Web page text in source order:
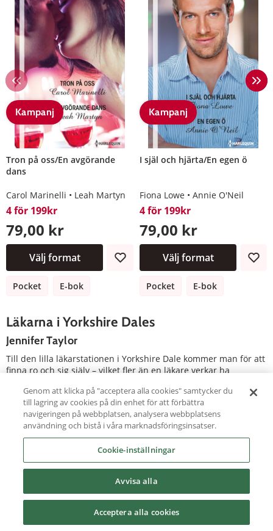
Kampanj
Tron på oss/En avgörande
dans
Carol Marinelli Leah Martyn
4 för 199kr
79,00 kr
Välj format
Pocket E-bok
Kampanj
I själ och hjärta/En egen ö
Fiona Lowe Annie O'Neil
4 för 199kr
79,00 kr
Välj format
Pocket E-bok
Läkarna i Yorkshire Dales
Jennifer Taylor
Till den lilla läkarstationen i Yorkshire Dale kommer man för att
finna ro och sig själv – vilket fler än en läkare verkar ha
även platsen för att hitta den rätta?
Vidgade vyer (1)
Älskad av alla (2)
Läkarna i Yorkshire Dales
Genom att klicka på "acceptera alla cookies" samtycker du
till lagring av cookies på din enhet för att förbättra
navigeringen på webbplatsen, analysera webbplatsens
användning och bistå i våra marknadsföringsinsatser.
Cookie-inställningar
Avvisa alla
Acceptera alla cookies